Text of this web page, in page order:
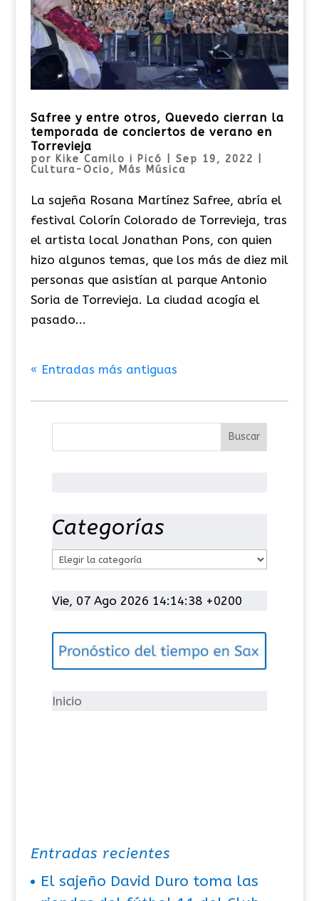
Safree y entre otros, Quevedo cierran la
temporada de conciertos de verano en
Torrevieja
por Kike Camilo i Picó Sep 19, 2022
Cultura-Ocio, Más Música
La sajeña Rosana Martínez Safree, abría el
festival Colorín Colorado de Torrevieja, tras
el artista local Jonathan Pons, con quien
hizo algunos temas, que los más de diez mil
personas que asistían al parque Antonio
Soria de Torrevieja. La ciudad acogía el
pasado...
« Entradas más antiguas
Categorías
t
g
í
Vie, 07 Ago 2026 14:14:39 +0200
Inicio
Entradas recientes
El sajeño David Duro toma las